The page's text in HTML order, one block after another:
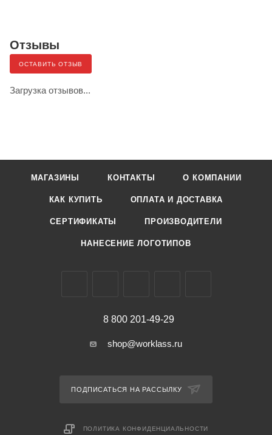
Отзывы
ОСТАВИТЬ ОТЗЫВ
Загрузка отзывов...
МАГАЗИНЫ КОНТАКТЫ О КОМПАНИИ
КАК КУПИТЬ ОПЛАТА И ДОСТАВКА
СЕРТИФИКАТЫ ПРОИЗВОДИТЕЛИ
НАНЕСЕНИЕ ЛОГОТИПОВ
8 800 201-49-29
shop@worklass.ru
ПОДПИСАТЬСЯ НА РАССЫЛКУ
ПОЛИТИКА КОНФИДЕНЦИАЛЬНОСТИ